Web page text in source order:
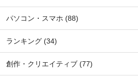
パソコン・スマホ (88)
ランキング (34)
創作・クリエイティブ (77)